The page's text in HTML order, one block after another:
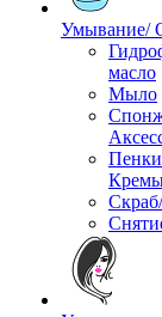
Умывание/
масло
Мыло